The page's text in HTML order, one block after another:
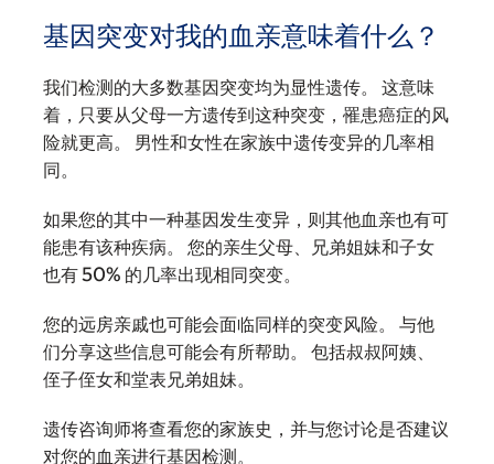
基因突变对我的血亲意味着什么？
我们检测的大多数基因突变均为显性遗传。 这意味
着，只要从父母一方遗传到这种突变，罹患癌症的风
险就更高。 男性和女性在家族中遗传变异的几率相
同。
如果您的其中一种基因发生变异，则其他血亲也有可
能患有该种疾病。 您的亲生父母、兄弟姐妹和子女
也有 50% 的几率出现相同突变。
您的远房亲戚也可能会面临同样的突变风险。 与他
们分享这些信息可能会有所帮助。 包括叔叔阿姨、
侄子侄女和堂表兄弟姐妹。
遗传咨询师将查看您的家族史，并与您讨论是否建议
对您的血亲进行基因检测。